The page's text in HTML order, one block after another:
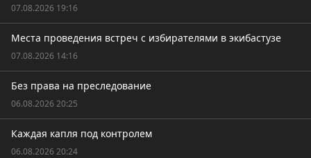
07.08.2026 19:16
Места проведения встреч с избирателями в экибастузе
07.08.2026 14:16
Без права на преследование
06.08.2026 20:25
Каждая капля под контролем
06.08.2026 20:24